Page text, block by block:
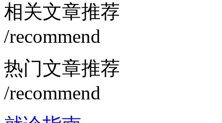
相关文章推荐
/recommend
热门文章推荐
/recommend